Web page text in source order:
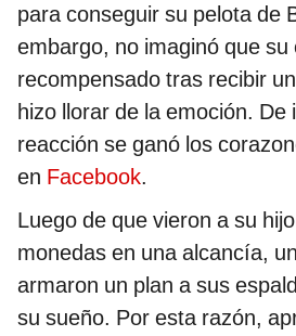
para conseguir su pelota de
embargo, no imaginó que
recompensado tras recibir
hizo llorar de la emoción. De
reacción se ganó los
en Facebook.
Luego de que vieron a su
monedas en una alcancía,
armaron un plan a sus
su sueño. Por esta razón,